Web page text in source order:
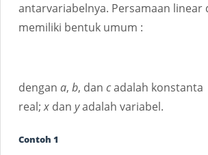
antarvariabelnya. Persamaan linear
memiliki bentuk umum :
dengan a, b, dan cadalah konstanta
real;x dan yadalah variabel.
Contoh 1